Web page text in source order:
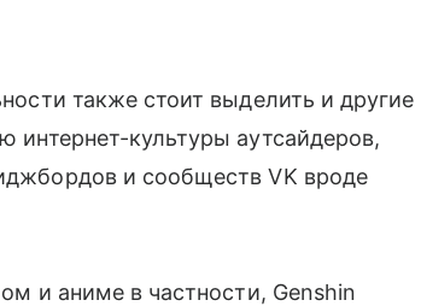
также стоит выделить и другие
культуры аутсайдеров,
и сообществ VK вроде
и аниме в частности, Genshin